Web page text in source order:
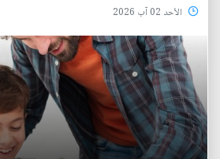
الأحد 02 آب 2026